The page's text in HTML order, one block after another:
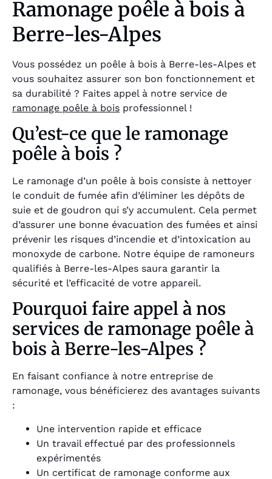
Ramonage poêle à bois à
Berre-les-Alpes
Vous possédez un poêle à bois à Berre-les-Alpes et
vous souhaitez assurer son bon fonctionnement et
sa durabilité ? Faites appel à notre service de
ramonage poêle à bois professionnel !
Qu’est-ce que le ramonage
poêle à bois ?
Le ramonage d’un poêle à bois consiste à nettoyer
le conduit de fumée afin d’éliminer les dépôts de
suie et de goudron qui s’y accumulent. Cela permet
d’assurer une bonne évacuation des fumées et ainsi
prévenir les risques d’incendie et d’intoxication au
monoxyde de carbone. Notre équipe de ramoneurs
qualifiés à Berre-les-Alpes saura garantir la
sécurité et l’efficacité de votre appareil.
Pourquoi faire appel à nos
services de ramonage poêle à
bois à Berre-les-Alpes ?
En faisant confiance à notre entreprise de
ramonage, vous bénéficierez des avantages suivants
:
Une intervention rapide et efficace
Un travail effectué par des professionnels
expérimentés
Un certificat de ramonage conforme aux